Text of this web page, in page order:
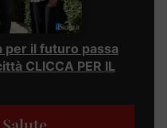
per il futuro passa
CLICCA PER IL